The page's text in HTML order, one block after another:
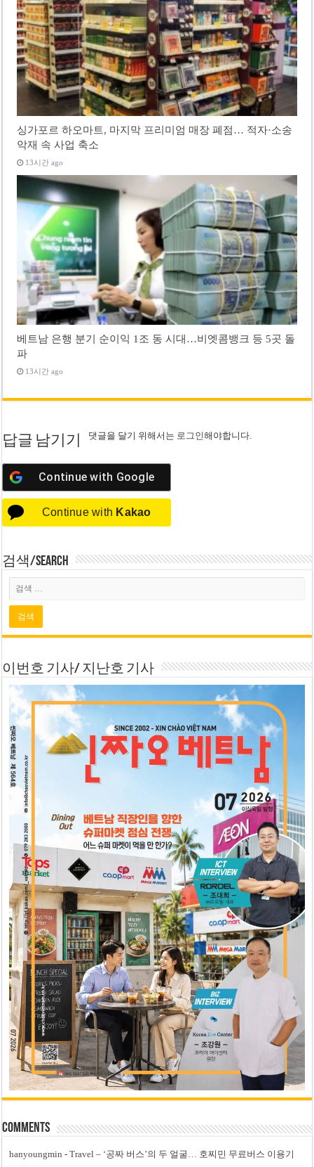
싱가포르 하오마트, 마지막 프리미엄 매장 폐점… 적자·소송
악재 속 사업 축소
13시간 ago
베트남 은행 분기 순이익 1조 동 시대…비엣콤뱅크 등 5곳 돌
파
13시간 ago
답글 남기기 댓글을 달기 위해서는 로그인해야합니다.
Continue with Google
Continue with Kakao
검색/Search
이번호 기사/ 지난호 기사
Comments
hanyoungmin -Travel – ‘공짜 버스’의 두 얼굴… 호찌민 무료버스 이용기